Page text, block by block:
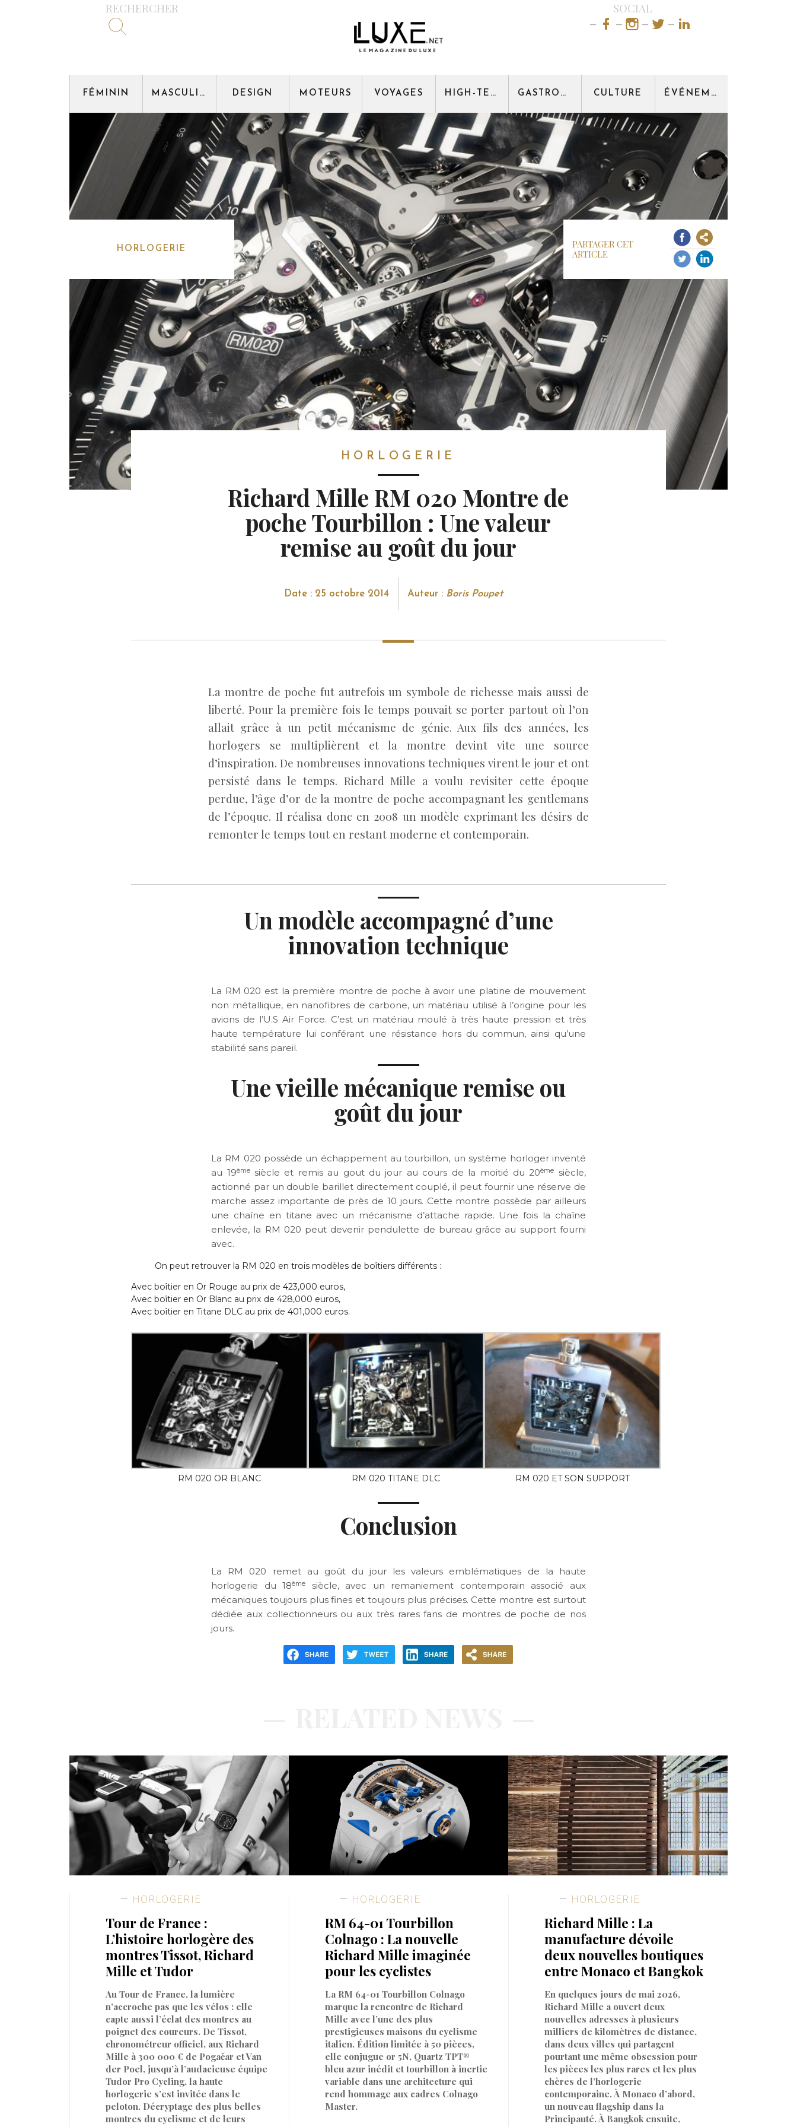
RECHERCHER SOCIAL
FÉMININ MASCULIN DESIGN MOTEURS VOYAGES HIGH-TECH GASTRONOMIE CULTURE ÉVÉNEMENT
HORLOGERIE
PARTAGER CET
ARTICLE
HORLOGERIE
Richard Mille RM 020 Montre de
poche Tourbillon : Une valeur
remise au goût du jour
Date : 25 octobre 2014 Auteur : Boris Poupet
La montre de poche fut autrefois un symbole de richesse mais aussi de
liberté. Pour la première fois le temps pouvait se porter partout où l’on
allait grâce à un petit mécanisme de génie. Aux fils des années, les
horlogers se multiplièrent et la montre devint vite une source
d’inspiration. De nombreuses innovations techniques virent le jour et ont
persisté dans le temps. Richard Mille a voulu revisiter cette époque
perdue, l’âge d’or de la montre de poche accompagnant les gentlemans
de l’époque. Il réalisa donc en 2008 un modèle exprimant les désirs de
remonter le temps tout en restant moderne et contemporain.
Un modèle accompagné d’une
innovation technique
La RM 020 est la première montre de poche à avoir une platine de mouvement
non métallique, en nanofibres de carbone, un matériau utilisé à l’origine pour les
avions de l’U.S Air Force. C’est un matériau moulé à très haute pression et très
haute température lui conférant une résistance hors du commun, ainsi qu’une
stabilité sans pareil.
Une vieille mécanique remise ou
goût du jour
La RM 020 possède un échappement au tourbillon, un système horloger inventé
au 19èmesiècle et remis au gout du jour au cours de la moitié du 20ème
siècle,
actionné par un double barillet directement couplé, il peut fournir une réserve de
marche assez importante de près de 10 jours. Cette montre possède par ailleurs
une chaîne en titane avec un mécanisme d’attache rapide. Une fois la chaîne
enlevée, la RM 020 peut devenir pendulette de bureau grâce au support fourni
avec.
On peut retrouver la RM 020 en trois modèles de boîtiers différents :
Avec boîtier en Or Rouge au prix de 423,000 euros,
Avec boîtier en Or Blanc au prix de 428,000 euros,
Avec boîtier en Titane DLC au prix de 401,000 euros.
RM 020 OR BLANC RM 020 TITANE DLC RM 020 ET SON SUPPORT
Conclusion
La RM 020 remet au goût du jour les valeurs emblématiques de la haute
horlogerie du 18ème
siècle, avec un remaniement contemporain associé aux
mécaniques toujours plus fines et toujours plus précises. Cette montre est surtout
dédiée aux collectionneurs ou aux très rares fans de montres de poche de nos
jours.
HORLOGERIE
Tour de France :
L’histoire horlogère des
montres Tissot, Richard
Mille et Tudor
Au Tour de France, la lumière
n’accroche pas que les vélos : elle
capte aussi l’éclat des montres au
poignet des coureurs. De Tissot,
chronométreur officiel, aux Richard
Mille à 300 000 € de Pogačar et Van
der Poel, jusqu’à l’audacieuse équipe
Tudor Pro Cycling, la haute
horlogerie s’est invitée dans le
peloton. Décryptage des plus belles
montres du cyclisme et de leurs
HORLOGERIE
RM 64-01 Tourbillon
Colnago : La nouvelle
Richard Mille imaginée
pour les cyclistes
La RM 64-01 Tourbillon Colnago
marque la rencontre de Richard
Mille avec l’une des plus
prestigieuses maisons du cyclisme
italien. Édition limitée à 50 pièces,
elle conjugue or 5N, Quartz TPT®
bleu azur inédit et tourbillon à inertie
variable dans une architecture qui
rend hommage aux cadres Colnago
Master.
HORLOGERIE
Richard Mille : La
manufacture dévoile
deux nouvelles boutiques
entre Monaco et Bangkok
En quelques jours de mai 2026,
Richard Mille a ouvert deux
nouvelles adresses à plusieurs
milliers de kilomètres de distance,
dans deux villes qui partagent
pourtant une même obsession pour
les pièces les plus rares et les plus
chères de l’horlogerie
contemporaine. À Monaco d’abord,
un nouveau flagship dans la
Principauté. À Bangkok ensuite,